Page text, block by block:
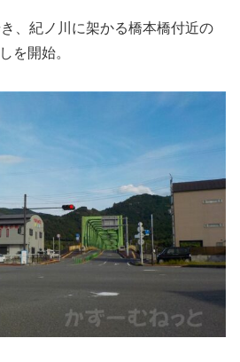
、紀ノ川に架かる橋本橋付近の
を開始。